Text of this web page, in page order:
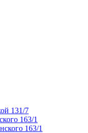
131/7
163/1
163/1